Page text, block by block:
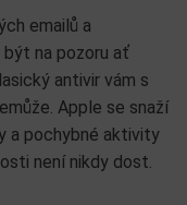
emailů a
na pozoru ať
antivir vám s
Apple se snaží
a pochybné aktivity
není nikdy dost.